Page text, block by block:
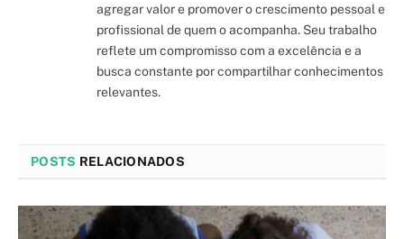
agregar valor e promover o crescimento pessoal e
profissional de quem o acompanha. Seu trabalho
reflete um compromisso com a excelência e a
busca constante por compartilhar conhecimentos
relevantes.
POSTS RELACIONADOS